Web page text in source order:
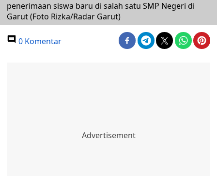
penerimaan siswa baru di salah satu SMP Negeri di
Garut (Foto Rizka/Radar Garut)
0 Komentar